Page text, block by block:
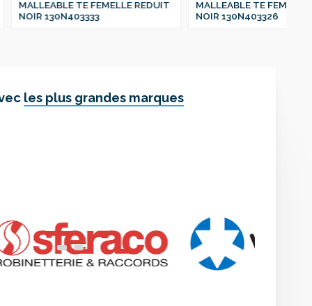
FEMELLE REDUIT
MALLEABLE TE FEMELLE REDUIT
NOIR 130N403326
les plus grandes marques